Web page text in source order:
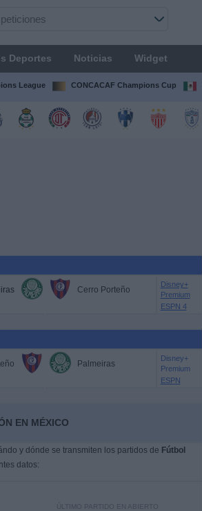
Deportes Noticias Widget
League CONCACAF Champions Cup
Cerro Porteño
Disney+
Premium
ESPN 4
Palmeiras
Disney+
Premium
ESPN
EN MÉXICO
y dónde se transmiten los partidos de Fútbol
datos:
ÚLTIMO PARTIDO EN ABIERTO